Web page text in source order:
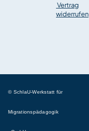
Vertrag
widerrufen
© SchlaU-Werkstatt für
Migrationspädagogik